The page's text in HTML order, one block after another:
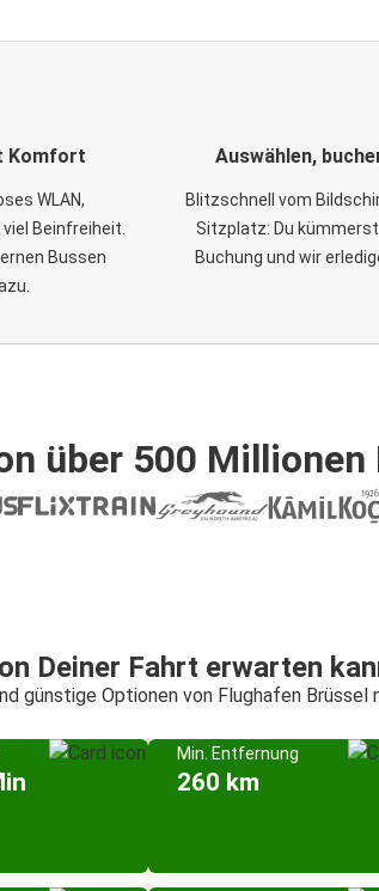
Komfort
WLAN,
Beinfreiheit.
Bussen
Auswählen,
Blitzschnell vom
Sitzplatz: Du kümmerst
Buchung und wir
über 500 Millionen
Deiner Fahrt erwarten
günstige Optionen von Flughafen Brüssel
Min. Entfernung
260 km